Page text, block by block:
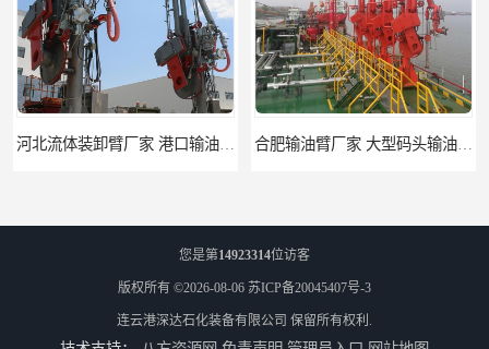
您是第14923314位访客
版权所有 ©2026-08-06 苏ICP备20045407号-3
连云港深达石化装备有限公司 保留所有权利.